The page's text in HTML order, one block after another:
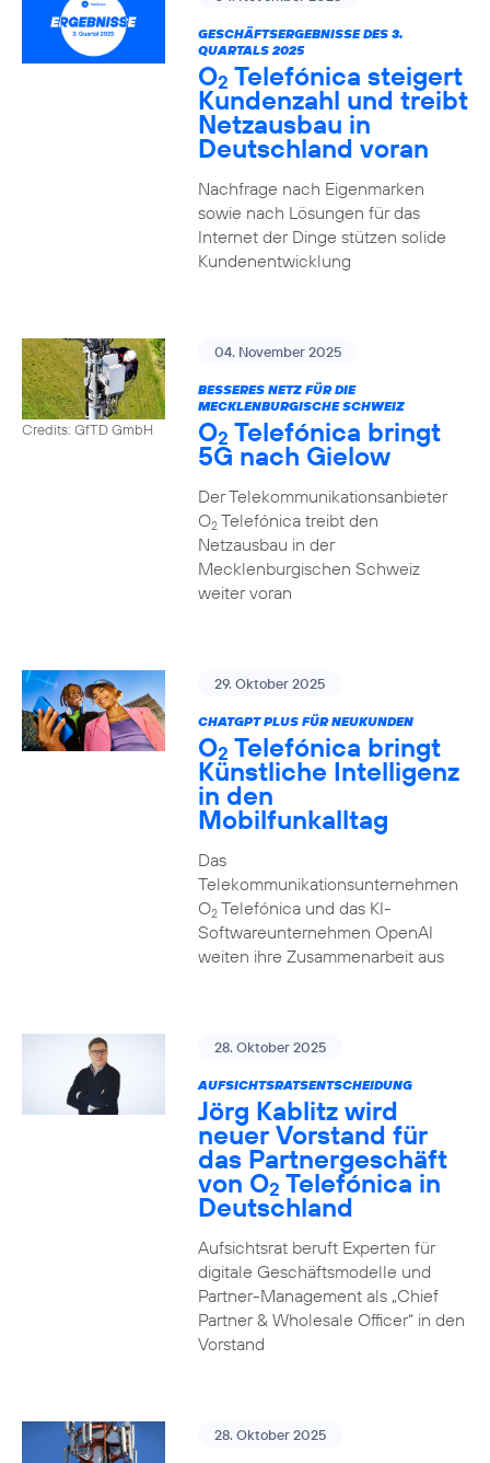
GESCHÄFTSERGEBNISSE DES 3.
QUARTALS 2025
O2 Telefónica steigert
Kundenzahl und treibt
Netzausbau in
Deutschland voran
Nachfrage nach Eigenmarken
sowie nach Lösungen für das
Internet der Dinge stützen solide
Kundenentwicklung
Credits: GfTD GmbH
04. November 2025
BESSERES NETZ FÜR DIE
MECKLENBURGISCHE SCHWEIZ
O2 Telefónica bringt
5G nach Gielow
Der Telekommunikationsanbieter
O2Telefónica treibt den
Netzausbau in der
Mecklenburgischen Schweiz
weiter voran
29. Oktober 2025
CHATGPT PLUS FÜR NEUKUNDEN
O2 Telefónica bringt
Künstliche Intelligenz
in den
Mobilfunkalltag
Das
Telekommunikationsunternehmen
O2Telefónica und das KI-
Softwareunternehmen OpenAI
weiten ihre Zusammenarbeit aus
28. Oktober 2025
AUFSICHTSRATSENTSCHEIDUNG
Jörg Kablitz wird
neuer Vorstand für
das Partnergeschäft
von O2 Telefónica in
Deutschland
Aufsichtsrat beruft Experten für
digitale Geschäftsmodelle und
Partner-Management als „Chief
Partner & Wholesale Officer“ in den
Vorstand
28. Oktober 2025